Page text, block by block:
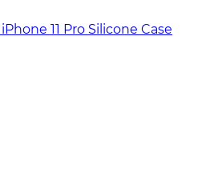
11 Pro Silicone Case